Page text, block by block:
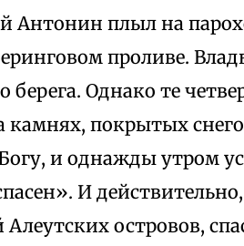
Антонин плыл на
проливе.
берега. Однако те
камнях, покрытых
и однажды утром
И
островов,